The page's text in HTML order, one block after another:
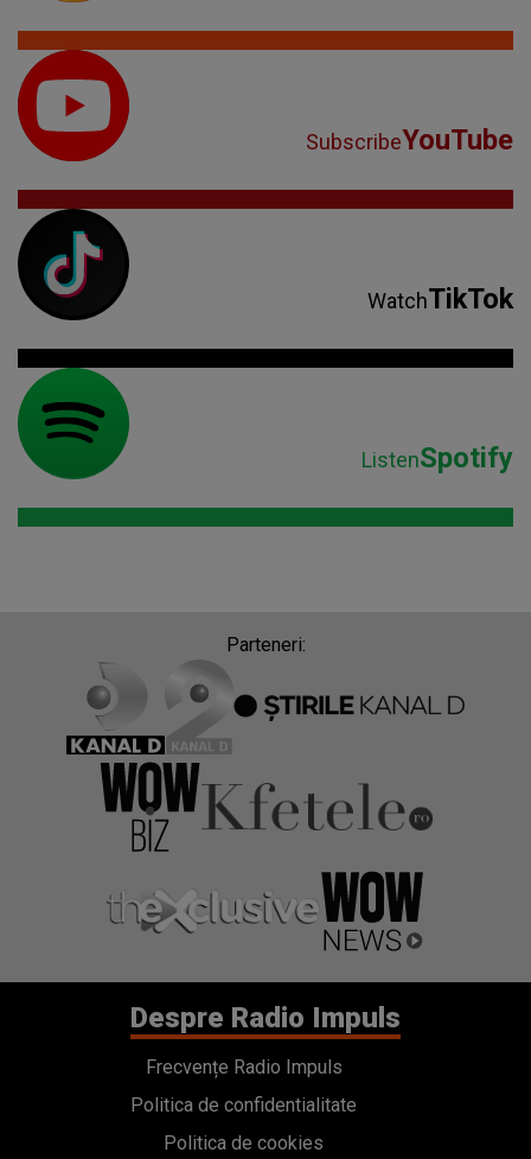
SubscribeYouTube
WatchTikTok
ListenSpotify
Parteneri:
Despre Radio Impuls
Frecvențe Radio Impuls
Politica de confidentialitate
Politica de cookies